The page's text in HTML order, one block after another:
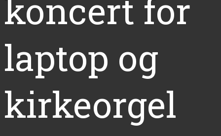
koncert for
laptop og
kirkeorgel